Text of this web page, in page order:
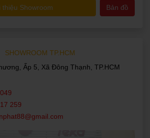
thiệu Showroom Bản đồ
SHOWROOM TP.HCM
Ấp 5, Xã Đông Thạnh, TP.HCM
259